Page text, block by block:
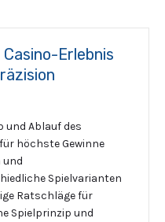
Erlebnis
und Ablauf des
höchste Gewinne
und
Spielvarianten
Ratschläge für
Spielprinzip und